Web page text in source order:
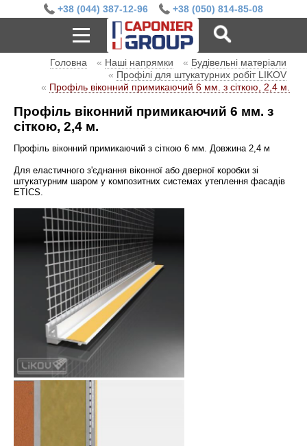
+38 (044) 387-12-96 +38 (050) 814-85-08
Головна « Наші напрямки « Будівельні матеріали
« Профілі для штукатурних робіт LIKOV
« Профіль віконний примикаючий 6 мм. з сіткою, 2,4 м.
Профіль віконний примикаючий 6 мм. з
сіткою, 2,4 м.
Профіль віконний примикаючий з сіткою 6 мм. Довжина 2,4 м
Для еластичного з'єднання віконної або дверної коробки зі
штукатурним шаром у композитних системах утеплення фасадів
ETICS.